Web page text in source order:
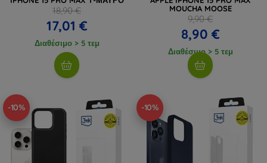
18,90 €
17,01 €
Διαθέσιμο > 5 τεμ
MOUCHA MOOSE
9,90 €
8,90 €
Διαθέσιμο > 5 τεμ
-10% -10%